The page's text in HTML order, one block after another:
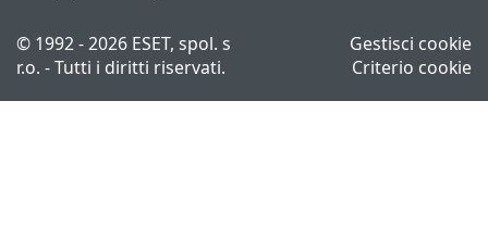
© 1992 - 2026 ESET, spol. s
r.o. - Tutti i diritti riservati.
Gestisci cookie
Criterio cookie